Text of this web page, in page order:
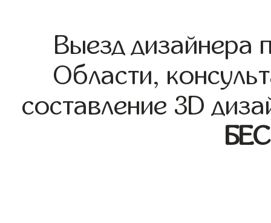
Выезд дизайнера
Области,
составление 3D